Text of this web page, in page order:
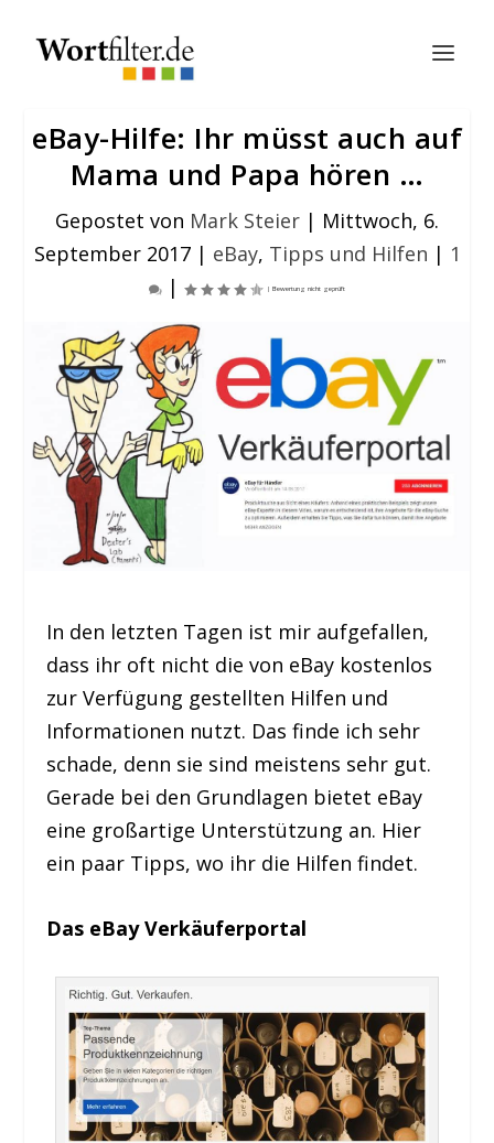
eBay-Hilfe: Ihr müsst auch auf
Mama und Papa hören …
Gepostet von Mark Steier | Mittwoch, 6.
September 2017| eBay, Tipps und Hilfen | 1
|
In den letzten Tagen ist mir aufgefallen,
dass ihr oft nicht die von eBay kostenlos
zur Verfügung gestellten Hilfen und
Informationen nutzt. Das finde ich sehr
schade, denn sie sind meistens sehr gut.
Gerade bei den Grundlagen bietet eBay
eine großartige Unterstützung an. Hier
ein paar Tipps, wo ihr die Hilfen findet.
Das eBay Verkäuferportal